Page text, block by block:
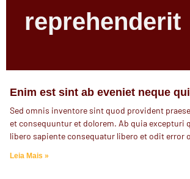
reprehenderit
Enim est sint ab eveniet neque
Sed omnis inventore sint quod provident
et consequuntur et dolorem. Ab quia excepturi
libero sapiente consequatur libero et odit error
Leia Mais »